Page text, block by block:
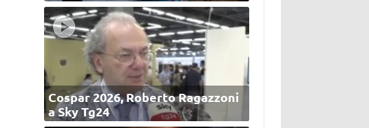
Cospar 2026, Roberto Ragazzoni
a Sky Tg24